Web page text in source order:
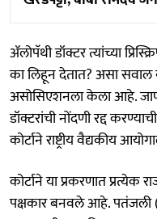
ॲलोपॅथी डॉक्टर त्यांच्या
का लिहून देतात? असा सवाल
असोसिएशनला केला आहे.
डॉक्टरांची नोंदणी रद्द
कोर्टाने राष्ट्रीय वैद्यकीय
कोर्टाने या प्रकरणात प्रत्येक
पक्षकार बनवले आहे. पतंजली